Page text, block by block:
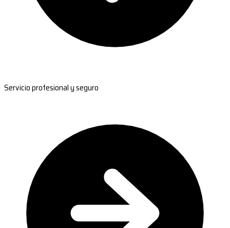
Servicio profesional y seguro